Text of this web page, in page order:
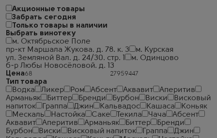
Акционные товары
Забрать сегодня
Только товары в наличии
Выбрать винотеку
м. Октябрьское Поле
пр-кт Маршала Жукова. д. 78. к. 3
м. Курская
ул. Земляной Вал. д. 24/30. стр. 1
м. Одинцово
б-р Любы Новосёловой. д. 13
Цена
Тип товара
Водка
Ликер Ром Абсент Аквавит
Аперитив
Арманьяк
Биттер Бренди Бурбон Виски
Висковый
напиток
Граппа Джин Кальвадос Кашаса
Коньяк
Мескаль
Настойка Саке Текила Чача
Абсент
Аквавит
Аперитив Арманьяк Биттер
Бренди
Бурбон
Виски Висковый напиток Граппа
Джин